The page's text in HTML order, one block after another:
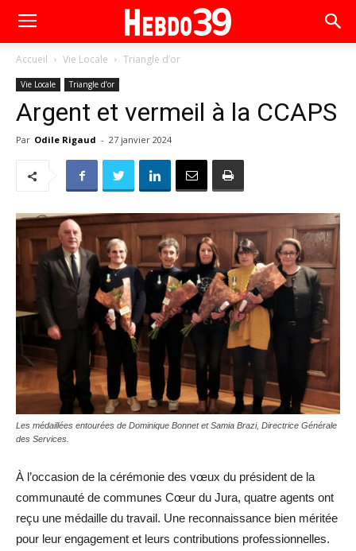
Accueil Vie Locale Triangle d’or
Vie Locale Triangle d’or
Argent et vermeil à la CCAPS
Par Odile Rigaud - 27 janvier 2024
Les médaillées entourées de Dominique Bonnet et Samia Brazi, Directrice Générale
des Services.
À l’occasion de la cérémonie des vœux du président de la
communauté de communes Cœur du Jura, quatre agents ont
reçu une médaille du travail. Une reconnaissance bien méritée
pour leur engagement et leurs contributions professionnelles.